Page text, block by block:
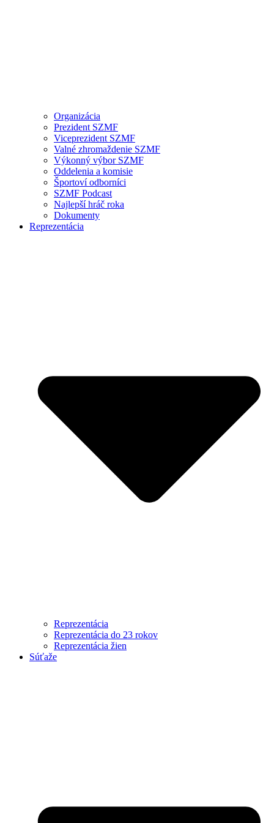
Organizácia
Prezident SZMF
Viceprezident SZMF
Valné zhromaždenie SZMF
Výkonný výbor SZMF
Oddelenia a komisie
Športoví odborníci
SZMF Podcast
Najlepší hráč roka
Dokumenty
Reprezentácia
Reprezentácia
Reprezentácia do 23 rokov
Reprezentácia žien
Súťaže